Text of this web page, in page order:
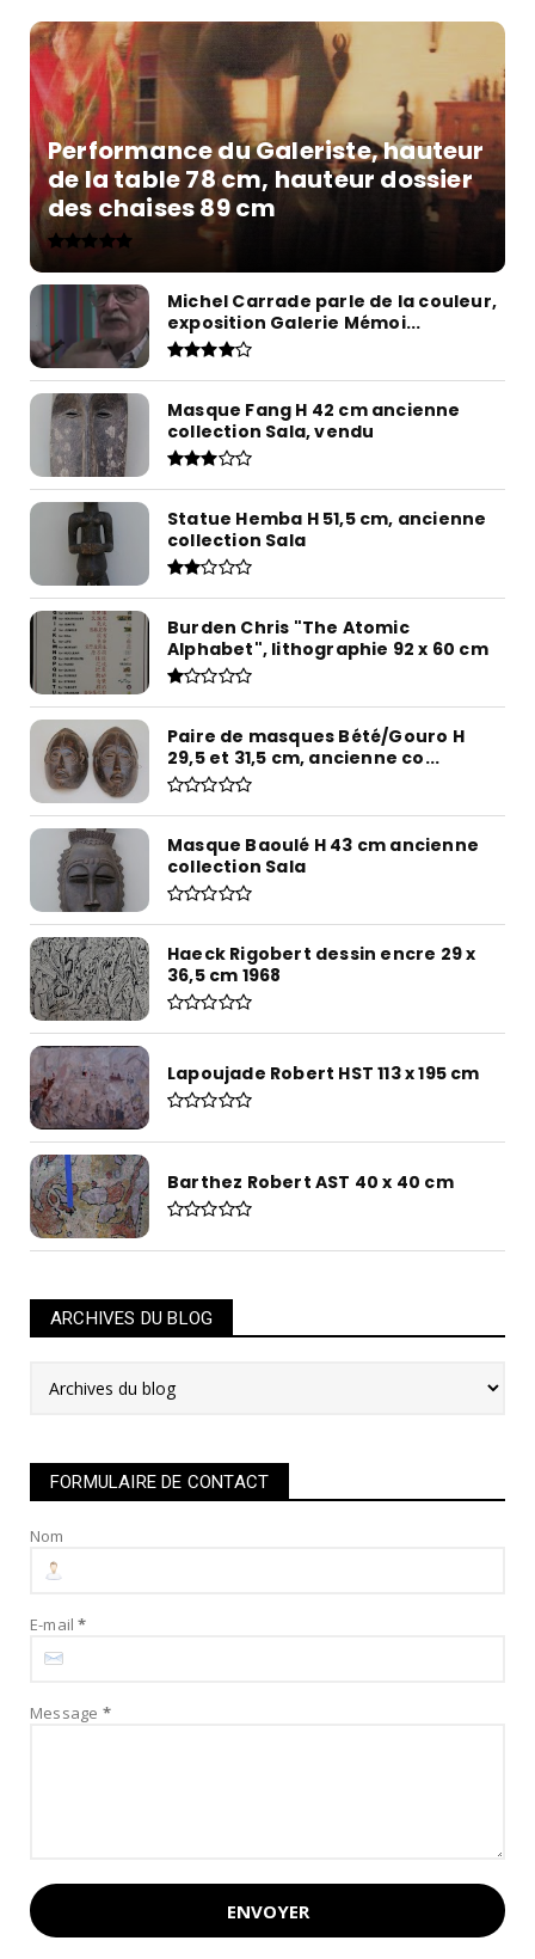
Performance du Galeriste, hauteur
de la table 78 cm, hauteur dossier
des chaises 89 cm
Michel Carrade parle de la couleur,
exposition Galerie Mémoi...
Masque Fang H 42 cm ancienne
collection Sala, vendu
Statue Hemba H 51,5 cm, ancienne
collection Sala
Burden Chris "The Atomic
Alphabet", lithographie 92 x 60 cm
Paire de masques Bété/Gouro H
29,5 et 31,5 cm, ancienne co...
Masque Baoulé H 43 cm ancienne
collection Sala
Haeck Rigobert dessin encre 29 x
36,5 cm 1968
Lapoujade Robert HST 113 x 195 cm
Barthez Robert AST 40 x 40 cm
ARCHIVES DU BLOG
FORMULAIRE DE CONTACT
Nom
E-mail*
Message *